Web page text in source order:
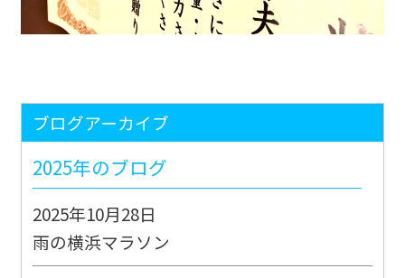
ブログアーカイブ
2025年のブログ
2025年10月28日
雨の横浜マラソン